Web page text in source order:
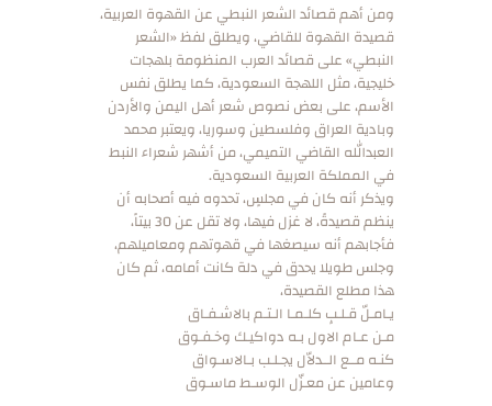
ومن أهم قصائد الشعر النبطي عن القهوة العربية،
قصيدة القهوة للقاضي، ويطلق لفظ «الشعر
النبطي» على قصائد العرب المنظومة بلهجات
خليجية، مثل اللهجة السعودية، كما يطلق نفس
الأسم، على بعض نصوص شعر أهل اليمن والأردن
وبادية العراق وفلسطين وسوريا، ويعتبر محمد
العبدالله القاضي التميمي، من أشهر شعراء النبط
في المملكة العربية السعودية.
ويذكر أنه كان في مجلسٍ، تحدوه فيه أصحابه أن
ينظم قصيدةً، لا غزل فيها، ولا تقل عن 30 بيتاً،
فأجابهم أنه سيصغها في قهوتهم ومعاميلهم،
وجلس طويلا يحدق في دلة كانت أمامه، ثم كان
هذا مطلع القصيدة،
يـامـلّ قـلـبٍ كلـمـا الـتـم بالاشـفـاق
مـن عـام الاول بـه دواكيـك وخـفـوق
كنـه مــع الــدلاّل يجـلـب بـالاسـواق
وعامين عن معـزّل الوسـط ماسـوق